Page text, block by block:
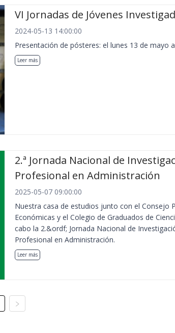
VI Jornadas de Jóvenes
2024-05-13 14:00:00
Presentación de pósteres: el lunes 13 de mayo
Leer más
2.ª Jornada Nacional de
Profesional en Administración
2025-05-07 09:00:00
Nuestra casa de estudios junto con el Consejo
Económicas y el Colegio de Graduados de
cabo la 2.&ordf; Jornada Nacional de
Profesional en Administración.
Leer más